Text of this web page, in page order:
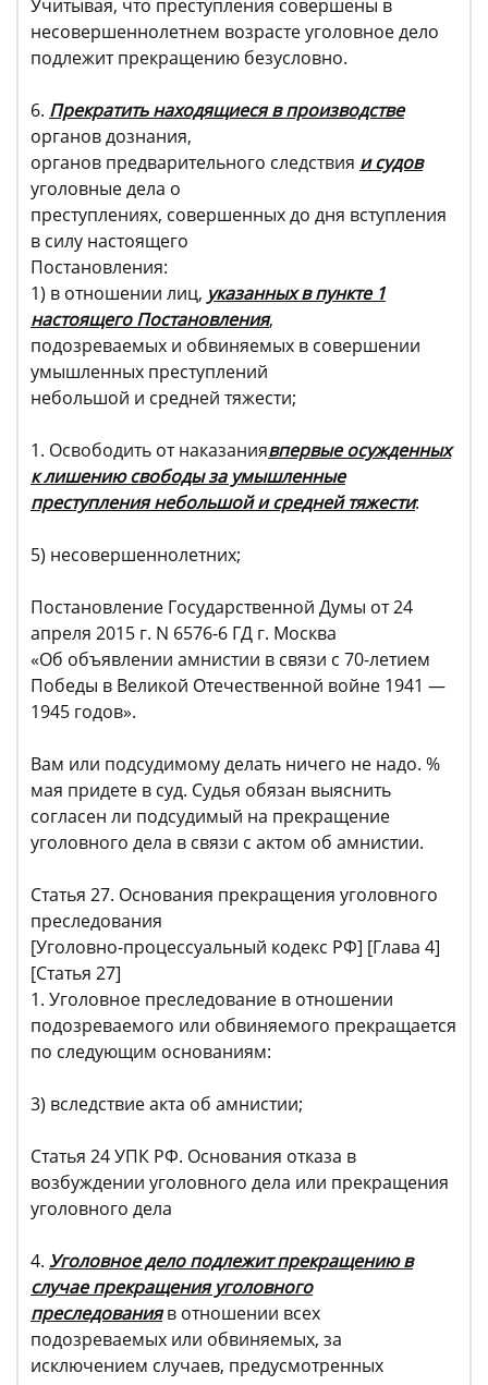
Учитывая, что преступления совершены в
несовершеннолетнем возрасте уголовное дело
подлежит прекращению безусловно.
6. Прекратить находящиеся в производстве
органов дознания,
органов предварительного следствия и судов
уголовные дела о
преступлениях, совершенных до дня вступления
в силу настоящего
Постановления:
1) в отношении лиц, указанных в пункте 1
настоящего Постановления,
подозреваемых и обвиняемых в совершении
умышленных преступлений
небольшой и средней тяжести;
1. Освободить от наказаниявпервые осужденных
к лишению свободы за умышленные
преступления небольшой и средней тяжести:
5) несовершеннолетних;
Постановление Государственной Думы от 24
апреля 2015 г. N 6576-6 ГД г. Москва
«Об объявлении амнистии в связи с 70-летием
Победы в Великой Отечественной войне 1941 —
1945 годов».
Вам или подсудимому делать ничего не надо. %
мая придете в суд. Судья обязан выяснить
согласен ли подсудимый на прекращение
уголовного дела в связи с актом об амнистии.
Статья 27. Основания прекращения уголовного
преследования
[Уголовно-процессуальный кодекс РФ] [Глава 4]
[Статья 27]
1. Уголовное преследование в отношении
подозреваемого или обвиняемого прекращается
по следующим основаниям:
3) вследствие акта об амнистии;
Статья 24 УПК РФ. Основания отказа в
возбуждении уголовного дела или прекращения
уголовного дела
4. Уголовное дело подлежит прекращению в
случае прекращения уголовного
преследованияв отношении всех
подозреваемых или обвиняемых, за
исключением случаев, предусмотренных